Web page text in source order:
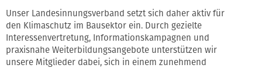
Unser Landesinnungsverband setzt sich daher aktiv für
den Klimaschutz im Bausektor ein. Durch gezielte
Interessenvertretung, Informationskampagnen und
praxisnahe Weiterbildungsangebote unterstützen wir
unsere Mitglieder dabei, sich in einem zunehmend